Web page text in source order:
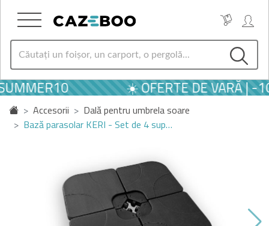
☀️ OFERTE DE VARĂ | -
Accesorii
Dală pentru umbrela soare
Bază parasolar KERI - Set de 4 sup…